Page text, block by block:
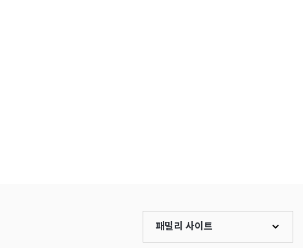
패밀리 사이트